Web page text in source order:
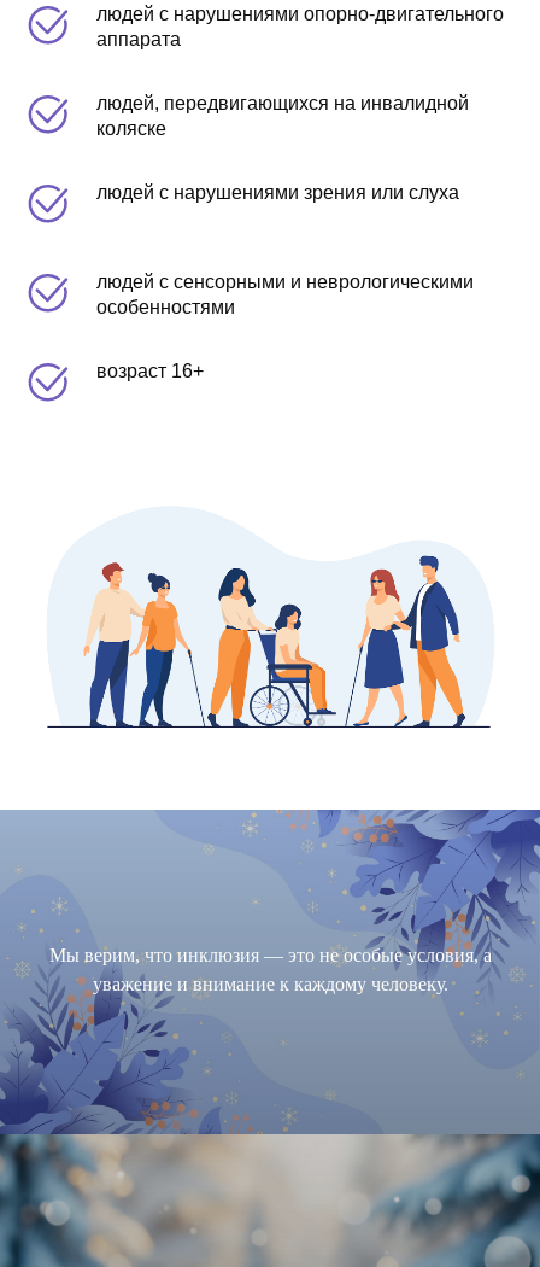
людей с нарушениями опорно-двигательного
аппарата
людей, передвигающихся на инвалидной
коляске
людей с нарушениями зрения или слуха
людей с сенсорными и неврологическими
особенностями
возраст 16+
Мы верим, что инклюзия — это не особые условия, а
уважение и внимание к каждому человеку.
Наши экскурсии помогают расширять
границы привычного пространства и делать
Заглядывайте почаще в календарь
экскурсий: там регулярно появляются
новые маршруты! Выбирайте экскурсию,
которая подходит именно вам, и
отправляйтесь навстречу новым
впечатлениям — рядом с домом, в
комфортном ритме и без барьеров.
Выбери свой маршрут